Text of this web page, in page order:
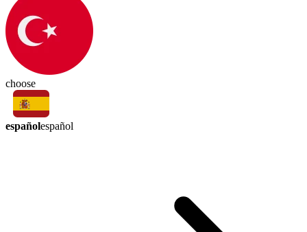
choose
españolespañol